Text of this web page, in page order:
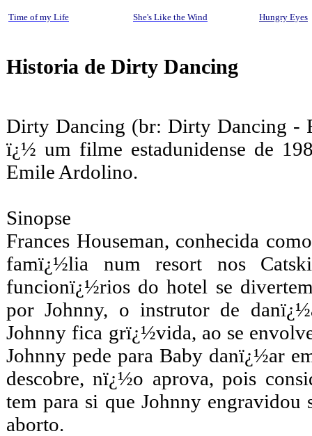
Time of my Life She's Like the Wind Hungry Eyes
Historia de Dirty Dancing
Dirty Dancing (br: Dirty Dancing -
ï¿½ um filme estadunidense de
Emile Ardolino.
Sinopse
Frances Houseman, conhecida
famï¿½lia num resort nos
funcionï¿½rios do hotel se
por Johnny, o instrutor de
Johnny fica grï¿½vida, ao se
Johnny pede para Baby danï¿½ar
descobre, nï¿½o aprova, pois
tem para si que Johnny engravidou
aborto.